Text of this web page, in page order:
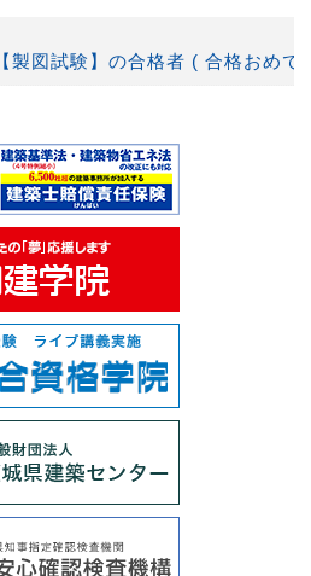
製図試験】の合格者 ( 合格おめで